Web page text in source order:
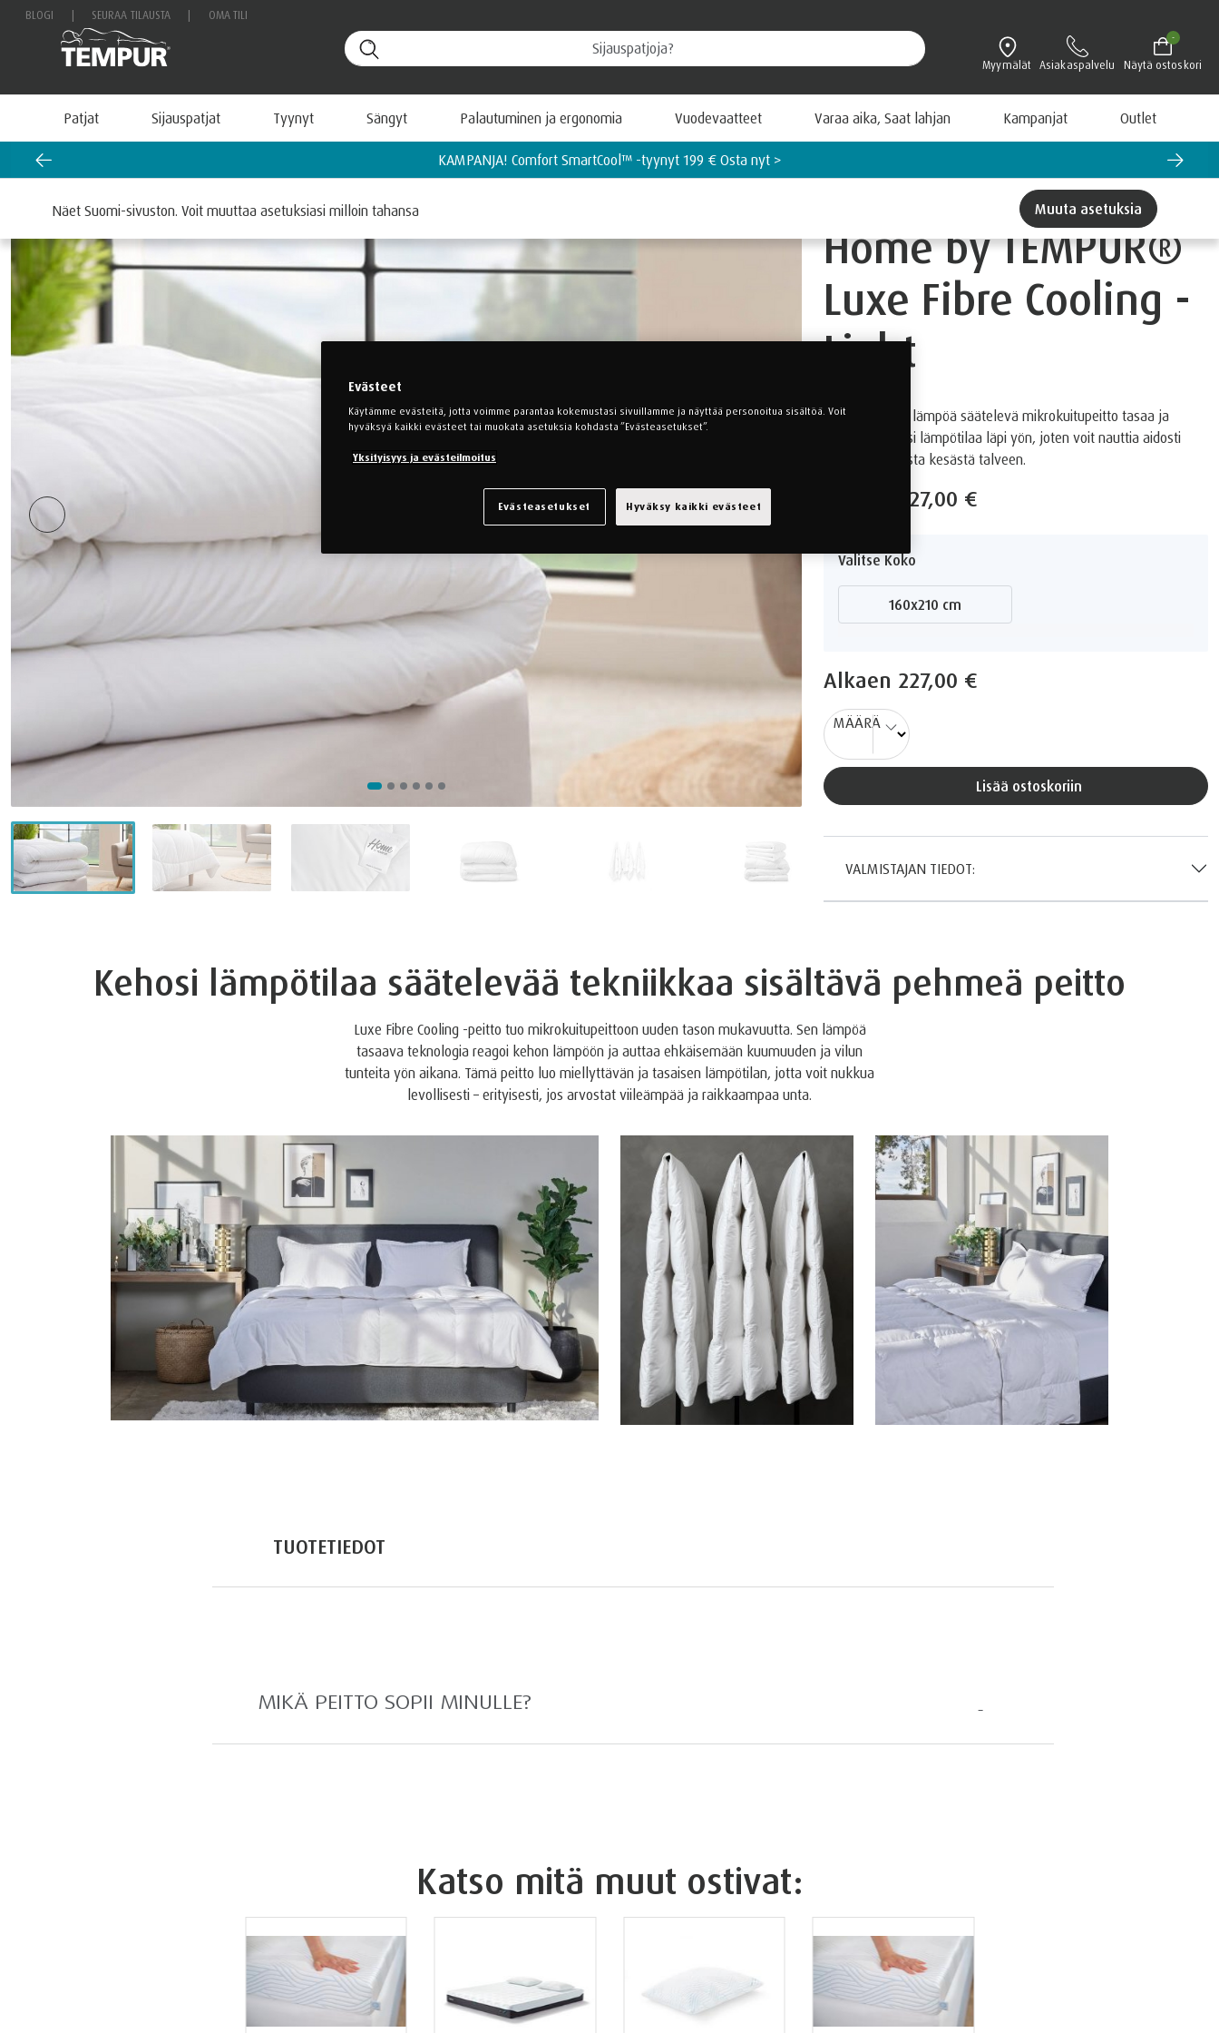
BLOGI SEURAA TILAUSTA OMA TILI
Myymälät Asiakaspalvelu Näytä ostoskori
-
Patjat Sijauspatjat Tyynyt Sängyt Palautuminen ja ergonomia Vuodevaatteet Varaa aika, Saat lahjan Kampanjat Outlet
UUTUUS! TEMPUR PRO® Coolquilt -patjamallisto nyt -15 % Hyödynnä tutustumistarjous >
Näet Suomi-sivuston. Voit muuttaa asetuksiasi milloin tahansa Muuta asetuksia
Home by TEMPUR®
Luxe Fibre Cooling -
Light
Innovatiivinen, lämpöä säätelevä mikrokuitupeitto tasaa ja
säätelee kehosi lämpötilaa läpi yön, joten voit nauttia aidosti
levollisista unista kesästä talveen.
227,00 €
Valitse Koko
160x210 cm
Alkaen 227,00 €
MÄÄRÄ
Lisää ostoskoriin
VALMISTAJAN TIEDOT:
Kehosi lämpötilaa säätelevää tekniikkaa sisältävä pehmeä peitto
Luxe Fibre Cooling -peitto tuo mikrokuitupeittoon uuden tason mukavuutta. Sen lämpöä
tasaava teknologia reagoi kehon lämpöön ja auttaa ehkäisemään kuumuuden ja vilun
tunteita yön aikana. Tämä peitto luo miellyttävän ja tasaisen lämpötilan, jotta voit nukkua
levollisesti – erityisesti, jos arvostat viileämpää ja raikkaampaa unta.
TUOTETIEDOT
MIKÄ PEITTO SOPII MINULLE?
Katso mitä muut ostivat:
Evästeet
Käytämme evästeitä, jotta voimme parantaa kokemustasi sivuillamme ja näyttää personoitua sisältöä. Voit
hyväksyä kaikki evästeet tai muokata asetuksia kohdasta ”Evästeasetukset”.
Yksityisyys ja evästeilmoitus
Hyväksy kaikki evästeet
Evästeasetukset